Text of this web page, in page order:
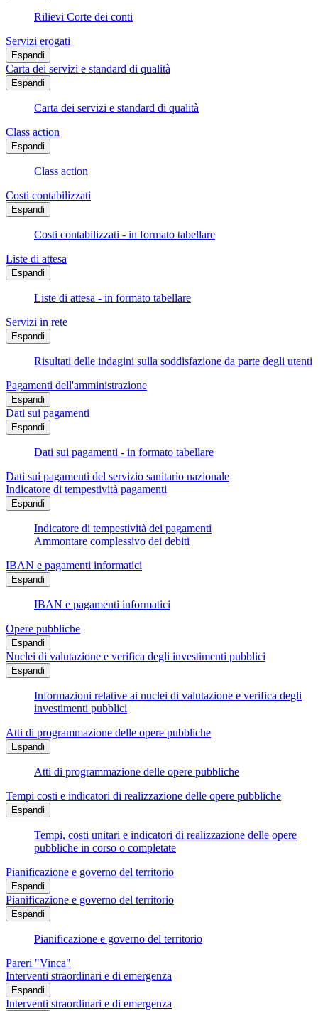
Rilievi Corte dei conti
Servizi erogati
Espandi
Carta dei servizi e standard di qualità
Espandi
Carta dei servizi e standard di qualità
Class action
Espandi
Class action
Costi contabilizzati
Espandi
Costi contabilizzati - in formato tabellare
Liste di attesa
Espandi
Liste di attesa - in formato tabellare
Servizi in rete
Espandi
Risultati delle indagini sulla soddisfazione da parte degli utenti
Pagamenti dell'amministrazione
Espandi
Dati sui pagamenti
Espandi
Dati sui pagamenti - in formato tabellare
Dati sui pagamenti del servizio sanitario nazionale
Indicatore di tempestività pagamenti
Espandi
Indicatore di tempestività dei pagamenti
Ammontare complessivo dei debiti
IBAN e pagamenti informatici
Espandi
IBAN e pagamenti informatici
Opere pubbliche
Espandi
Nuclei di valutazione e verifica degli investimenti pubblici
Espandi
Informazioni relative ai nuclei di valutazione e verifica degli
investimenti pubblici
Atti di programmazione delle opere pubbliche
Espandi
Atti di programmazione delle opere pubbliche
Tempi costi e indicatori di realizzazione delle opere pubbliche
Espandi
Tempi, costi unitari e indicatori di realizzazione delle opere
pubbliche in corso o completate
Pianificazione e governo del territorio
Espandi
Pianificazione e governo del territorio
Espandi
Pianificazione e governo del territorio
Pareri "Vinca"
Interventi straordinari e di emergenza
Espandi
Interventi straordinari e di emergenza